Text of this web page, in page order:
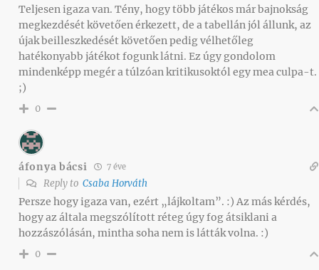
Teljesen igaza van. Tény, hogy több játékos már bajnokság
megkezdését követően érkezett, de a tabellán jól állunk, az
újak beilleszkedését követően pedig vélhetőleg
hatékonyabb játékot fogunk látni. Ez úgy gondolom
mindenképp megér a túlzóan kritikusoktól egy mea culpa-t.
;)
0
áfonya bácsi 7 éve
Reply to Csaba Horváth
Persze hogy igaza van, ezért „lájkoltam”. :) Az más kérdés,
hogy az általa megszólított réteg úgy fog átsiklani a
hozzászólásán, mintha soha nem is látták volna. :)
0